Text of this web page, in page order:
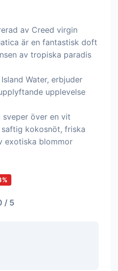
av Creed virgin
är en fantastisk doft
av tropiska paradis
Water, erbjuder
upplevelse
sveper över en vit
kokosnöt, friska
exotiska blommor
/ 5